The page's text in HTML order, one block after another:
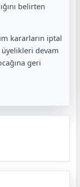
belirten
kararların iptal
üyelikleri devam
geri